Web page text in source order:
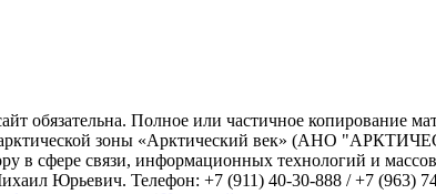
Полное или частичное копирование
арктической зоны «Арктический век» (АНО
в сфере связи, информационных технологий и
Юрьевич. Телефон: +7 (911) 40-30-888 / +7 (963)